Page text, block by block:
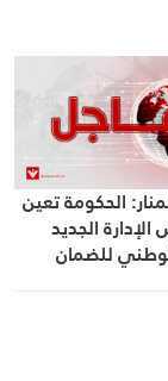
الحكومة تعين
الجديد
للضمان